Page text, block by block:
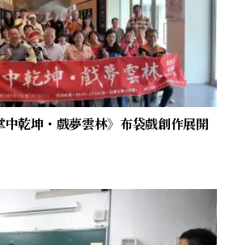
乾坤・戲夢雲林》布袋戲創作展開